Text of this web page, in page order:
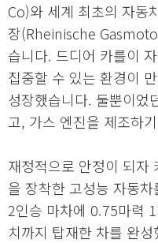
Co)와 세계 최초의 자동
장(Rheinische
습니다. 드디어 카를이
집중할 수 있는 환경이
성장했습니다. 둘뿐이었
고, 가스 엔진을 제조하
재정적으로 안정이 되자
을 장착한 고성능 자동
2인승 마차에 0.75마력
치까지 탑재한 차를 완